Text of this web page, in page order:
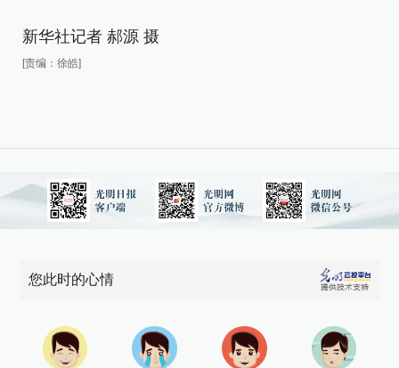
新华社记者 郝源 摄
[责编：徐皓]
您此时的心情